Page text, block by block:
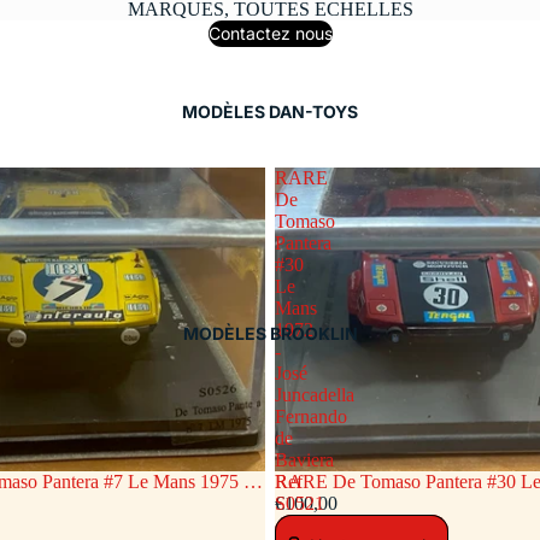
MODÈLES DAN-TOYS
MODÈLES BROOKLIN
MARQUES, TOUTES ECHELLES
Contactez nous
Pantera #7 Le Mans 1975 -
RARE
De
Tomaso
Pantera
#30
Le
Mans
1972
-
José
Juncadella
Fernando
de
Baviera
Ref
S0521
RARE De Tomaso Pantera #30
€100,00